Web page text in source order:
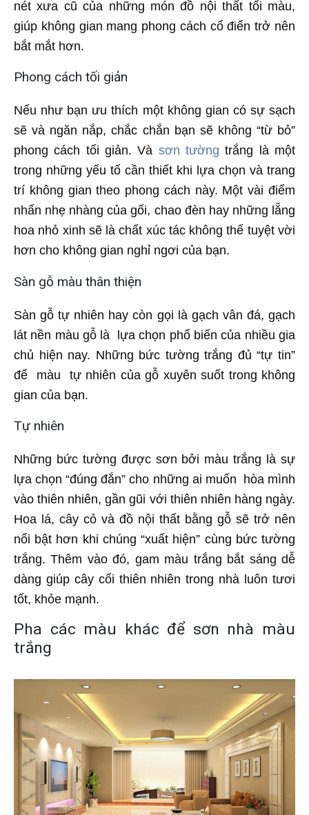
nét xưa cũ của những món đồ nội thất tối màu,
giúp không gian mang phong cách cổ điển trở nên
bắt mắt hơn.
Phong cách tối giản
Nếu như bạn ưu thích một không gian có sự sạch
sẽ và ngăn nắp, chắc chắn bạn sẽ không “từ bỏ”
phong cách tối giản. Và sơn tường trắng là một
trong những yếu tố cần thiết khi lựa chọn và trang
trí không gian theo phong cách này. Một vài điểm
nhấn nhẹ nhàng của gối, chao đèn hay những lẵng
hoa nhỏ xinh sẽ là chất xúc tác không thể tuyệt vời
hơn cho không gian nghỉ ngơi của bạn.
Sàn gỗ màu thân thiện
Sàn gỗ tự nhiên hay còn gọi là gạch vân đá, gạch
lát nền màu gỗ là lựa chọn phổ biến của nhiều gia
chủ hiện nay. Những bức tường trắng đủ “tự tin”
để màu tự nhiên của gỗ xuyên suốt trong không
gian của bạn.
Tự nhiên
Những bức tường được sơn bởi màu trắng là sự
lựa chọn “đúng đắn” cho những ai muốn hòa mình
vào thiên nhiên, gần gũi với thiên nhiên hàng ngày.
Hoa lá, cây cỏ và đồ nội thất bằng gỗ sẽ trở nên
nổi bật hơn khi chúng “xuất hiện” cùng bức tường
trắng. Thêm vào đó, gam màu trắng bắt sáng dễ
dàng giúp cây cối thiên nhiên trong nhà luôn tươi
tốt, khỏe mạnh.
Pha các màu khác để sơn nhà màu
trắng